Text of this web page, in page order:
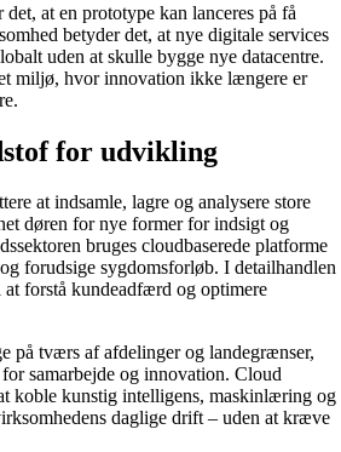
at en prototype kan lanceres på få
betyder det, at nye digitale services
uden at skulle bygge nye datacentre.
miljø, hvor innovation ikke længere er
for udvikling
at indsamle, lagre og analysere store
døren for nye former for indsigt og
bruges cloudbaserede platforme
forudsige sygdomsforløb. I detailhandlen
at forstå kundeadfærd og optimere
på tværs af afdelinger og landegrænser,
samarbejde og innovation. Cloud
koble kunstig intelligens, maskinlæring og
daglige drift – uden at kræve